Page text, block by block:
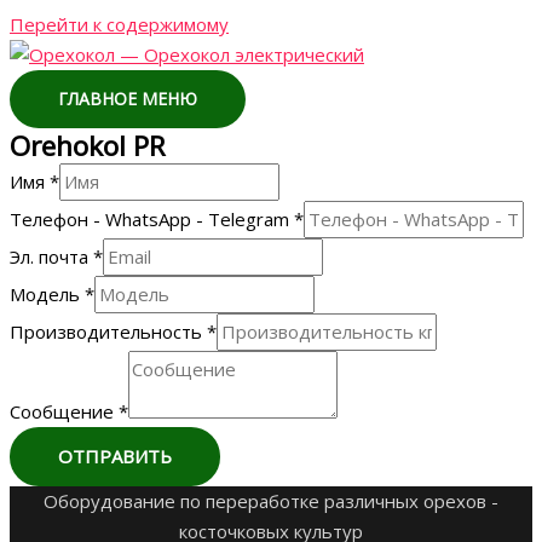
Перейти к содержимому
ГЛАВНОЕ МЕНЮ
Orehokol PR
Имя *
Телефон - WhatsApp - Telegram *
Эл. почта *
Модель *
Производительность *
Сообщение *
ОТПРАВИТЬ
Оборудование по переработке различных орехов -
косточковых культур